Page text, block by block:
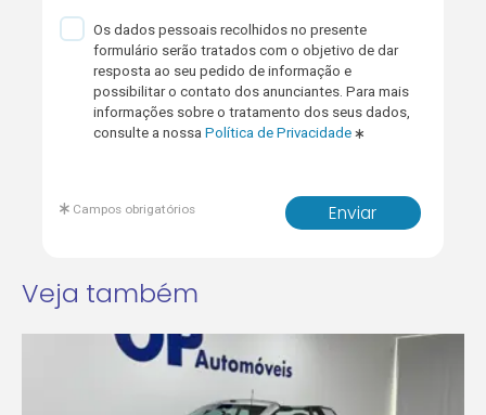
Os dados pessoais recolhidos no presente
formulário serão tratados com o objetivo de dar
resposta ao seu pedido de informação e
possibilitar o contato dos anunciantes. Para mais
informações sobre o tratamento dos seus dados,
consulte a nossaPolítica de Privacidade
Enviar
Campos obrigatórios
Veja também